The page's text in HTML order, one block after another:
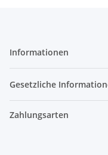
Informationen
Gesetzliche
Zahlungsarten